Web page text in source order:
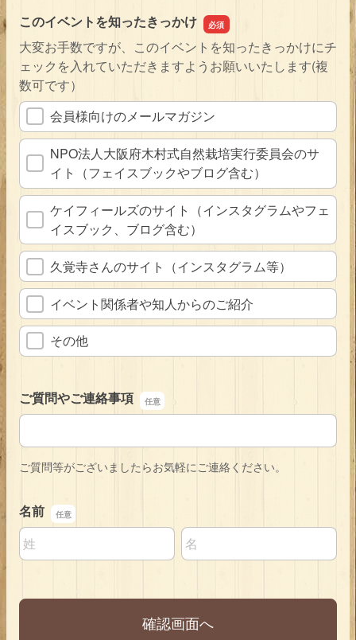
このイベントを知ったきっかけ
大変お手数ですが、このイベントを知ったきっかけにチ
ェックを入れていただきますようお願いいたします(複
数可です）
会員様向けのメールマガジン
NPO法人大阪府木村式自然栽培実行委員会のサ
イト（フェイスブックやブログ含む）
ケイフィールズのサイト（インスタグラムやフェ
イスブック、ブログ含む）
久覚寺さんのサイト（インスタグラム等）
イベント関係者や知人からのご紹介
その他
ご質問やご連絡事項
ご質問やご連絡事項
ご質問等がございましたらお気軽にご連絡ください。
名前
名前の姓
名前の名